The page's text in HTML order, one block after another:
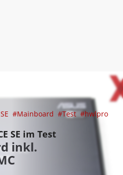
#Mainboard #Test #hwlpro
SE im Test
inkl.